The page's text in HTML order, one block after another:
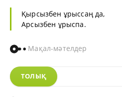
Қырсызбен ұрыссаң да,
Арсызбен ұрыспа.
Мақал-мәтелдер
ТОЛЫҚ